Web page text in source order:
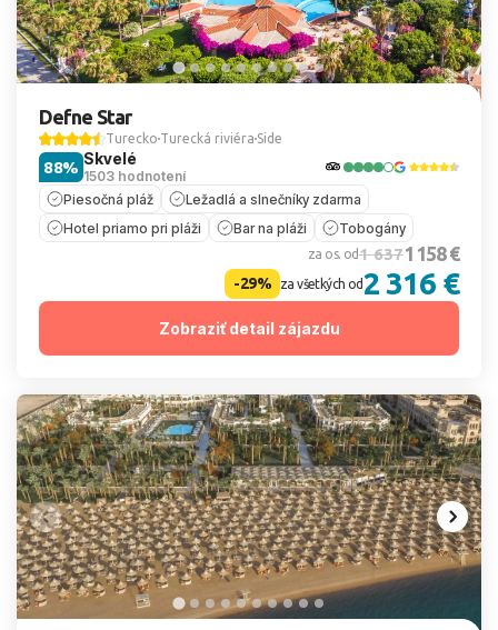
Defne Star
Turecko Turecká riviéra Side
Skvelé
1503 hodnotení
88%
Piesočná pláž
Ležadlá a slnečníky zdarma
Hotel priamo pri pláži
Bar na pláži Tobogány
za os. od1 6371 158 €
-29% za všetkých od2 316 €
Zobraziť detail zájazdu